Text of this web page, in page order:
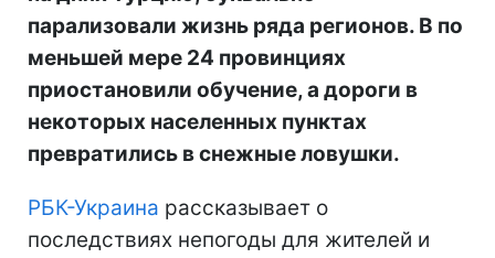
парализовали жизнь ряда регионов. В по
меньшей мере 24 провинциях
приостановили обучение, а дороги в
некоторых населенных пунктах
превратились в снежные ловушки.
РБК-Украина рассказывает о
последствиях непогоды для жителей и